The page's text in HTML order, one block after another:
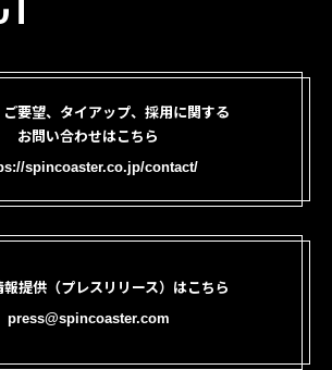
ご要望、タイアップ、採用に関する
お問い合わせはこちら
spincoaster.co.jp/contact/
報提供（プレスリリース）はこちら
press@spincoaster.com